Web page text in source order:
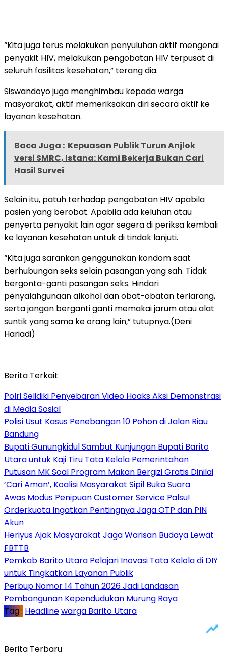
“Kita juga terus melakukan penyuluhan aktif mengenai
penyakit HIV, melakukan pengobatan HIV terpusat di
seluruh fasilitas kesehatan,” terang dia.
Siswandoyo juga menghimbau kepada warga
masyarakat, aktif memeriksakan diri secara aktif ke
layanan kesehatan.
Baca Juga : Kepuasan Publik Turun Anjlok
versi SMRC, Istana: Kami Bekerja Bukan Cari
Hasil Survei
Selain itu, patuh terhadap pengobatan HIV apabila
pasien yang berobat. Apabila ada keluhan atau
penyerta penyakit lain agar segera di periksa kembali
ke layanan kesehatan untuk di tindak lanjuti.
“Kita juga sarankan genggunakan kondom saat
berhubungan seks selain pasangan yang sah. Tidak
bergonta-ganti pasangan seks. Hindari
penyalahgunaan alkohol dan obat-obatan terlarang,
serta jangan berganti ganti memakai jarum atau alat
suntik yang sama ke orang lain,” tutupnya.(Deni
Hariadi)
Berita Terkait
Polri Selidiki Penyebaran Video Hoaks Aksi Demonstrasi
di Media Sosial
Polisi Usut Kasus Penebangan 10 Pohon di Jalan Riau
Bandung
Bupati Gunungkidul Sambut Kunjungan Bupati Barito
Utara untuk Kaji Tiru Tata Kelola Pemerintahan
Putusan MK Soal Program Makan Bergizi Gratis Dinilai
‘Cari Aman’, Koalisi Masyarakat Sipil Buka Suara
Awas Modus Penipuan Customer Service Palsu!
Orderkuota Ingatkan Pentingnya Jaga OTP dan PIN
Akun
Heriyus Ajak Masyarakat Jaga Warisan Budaya Lewat
FBTTB
Pemkab Barito Utara Pelajari Inovasi Tata Kelola di DIY
untuk Tingkatkan Layanan Publik
Perbup Nomor 14 Tahun 2026 Jadi Landasan
Pembangunan Kependudukan Murung Raya
Tag : Headlinewarga Barito Utara
Berita Terbaru